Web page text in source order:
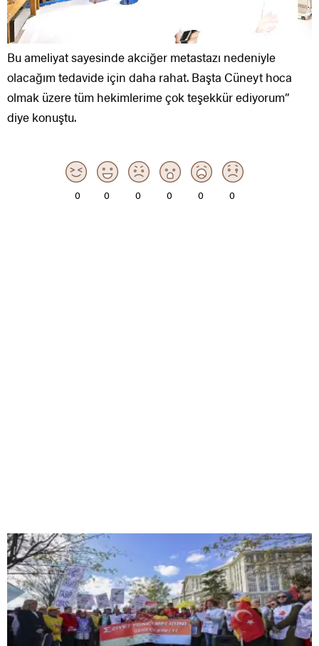
Bu ameliyat sayesinde akciğer metastazı nedeniyle
olacağım tedavide için daha rahat. Başta Cüneyt hoca
olmak üzere tüm hekimlerime çok teşekkür ediyorum”
diye konuştu.
0 0 0 0 0 0